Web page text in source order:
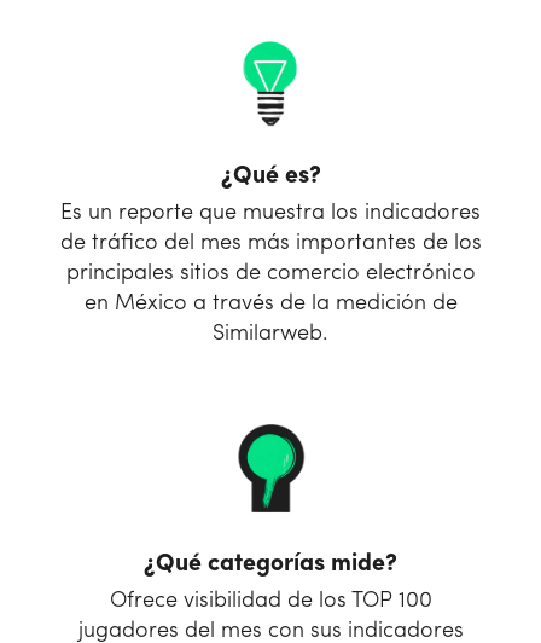
¿Qué es?
Es un reporte que muestra los indicadores
de tráfico del mes más importantes de los
principales sitios de comercio electrónico
en México a través de la medición de
Similarweb.
¿Qué categorías mide?
Ofrece visibilidad de los TOP 100
jugadores del mes con sus indicadores